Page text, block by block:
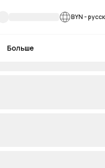
BYN -
Больше